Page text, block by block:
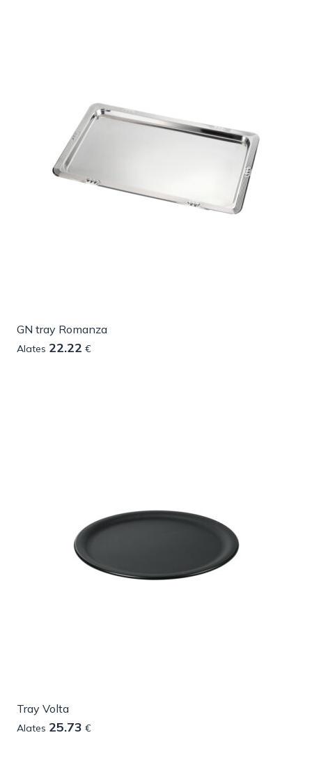
GN tray Romanza
Alates 22.22 €
Tray Volta
Alates 25.73 €